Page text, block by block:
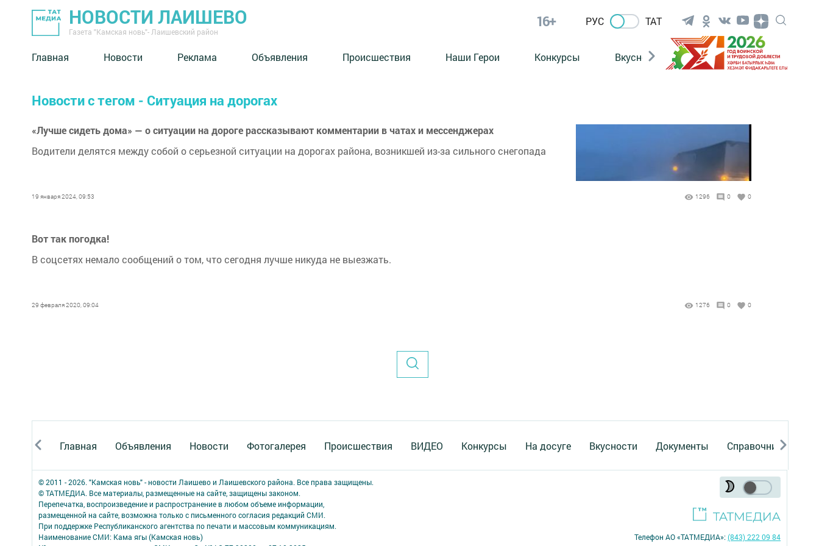
НОВОСТИ ЛАИШЕВО
Газета "Камская новь"- Лаишевский район
16+ РУС ТАТ
Главная Новости Реклама Объявления Происшествия Наши Герои Конкурсы Вкусности Фотогалерея
Новости с тегом - Ситуация на дорогах
«Лучше сидеть дома» — о ситуации на дороге рассказывают комментарии в чатах и мессенджерах
Водители делятся между собой о серьезной ситуации на дорогах района, возникшей из-за сильного снегопада
19 января 2024, 09:53 1296 0 0
Вот так погодка!
В соцсетях немало сообщений о том, что сегодня лучше никуда не выезжать.
29 февраля 2020, 09:04 1276 0 0
Главная Объявления Новости Фотогалерея Происшествия ВИДЕО Конкурсы На досуге Вкусности Документы Справочник
© 2011 - 2026. "Камская новь" - новости Лаишево и Лаишевского района. Все права защищены.
© ТАТМЕДИА. Все материалы, размещенные на сайте, защищены законом.
Перепечатка, воспроизведение и распространение в любом объеме информации,
размещенной на сайте, возможна только с письменного согласия редакций СМИ.
При поддержке Республиканского агентства по печати и массовым коммуникациям.
Наименование СМИ: Кама ягы (Камская новь)
Телефон АО «ТАТМЕДИА»:(843) 222 09 84